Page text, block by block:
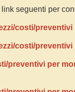
seguenti per
costi/
costi/
preventivi per